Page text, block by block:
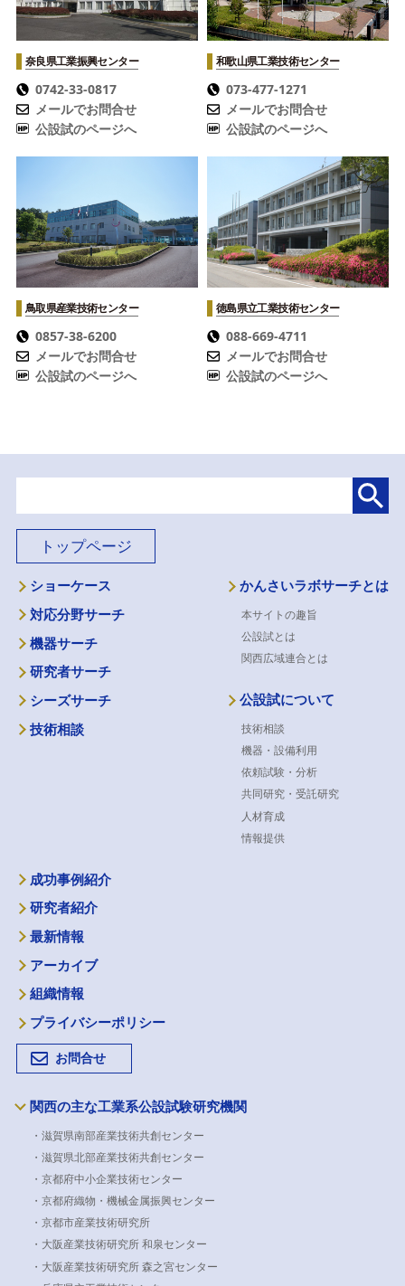
奈良県工業振興センター
0742-33-0817
メールでお問合せ
公設試のページへ
和歌山県工業技術センター
073-477-1271
メールでお問合せ
公設試のページへ
鳥取県産業技術センター
0857-38-6200
メールでお問合せ
公設試のページへ
徳島県立工業技術センター
088-669-4711
メールでお問合せ
公設試のページへ
トップページ
ショーケース
対応分野サーチ
機器サーチ
研究者サーチ
シーズサーチ
技術相談
かんさいラボサーチとは
本サイトの趣旨
公設試とは
関西広域連合とは
公設試について
技術相談
機器・設備利用
依頼試験・分析
共同研究・受託研究
人材育成
情報提供
成功事例紹介
研究者紹介
最新情報
アーカイブ
組織情報
プライバシーポリシー
お問合せ
関西の主な工業系公設試験研究機関
・滋賀県南部産業技術共創センター
・滋賀県北部産業技術共創センター
・京都府中小企業技術センター
・京都府織物・機械金属振興センター
・京都市産業技術研究所
・大阪産業技術研究所 和泉センター
・大阪産業技術研究所 森之宮センター